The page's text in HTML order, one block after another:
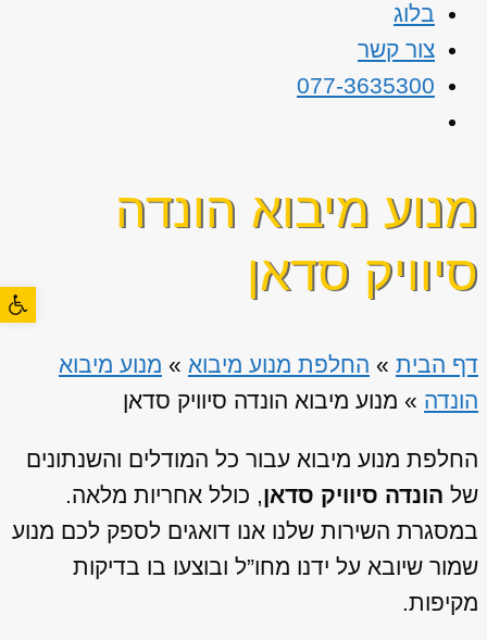
בלוג
צור קשר
077-3635300
מנוע מיבוא הונדה
סיוויק סדאן
דף הבית » החלפת מנוע מיבוא » מנוע מיבוא
הונדה » מנוע מיבוא הונדה סיוויק סדאן
החלפת מנוע מיבוא עבור כל המודלים והשנתונים
של הונדה סיוויק סדאן, כולל אחריות מלאה.
במסגרת השירות שלנו אנו דואגים לספק לכם מנוע
שמור שיובא על ידנו מחו”ל ובוצעו בו בדיקות
מקיפות.
פתח